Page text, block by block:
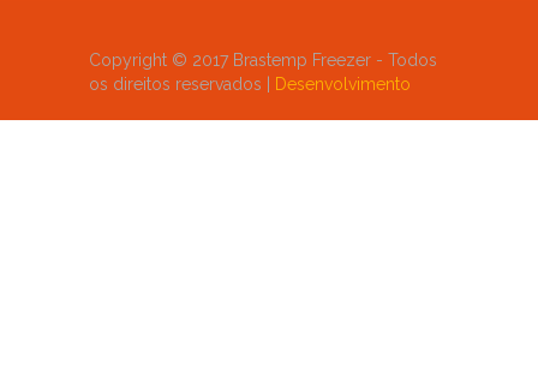
Copyright © 2017 Brastemp Freezer - Todos
os direitos reservados |
Desenvolvimento